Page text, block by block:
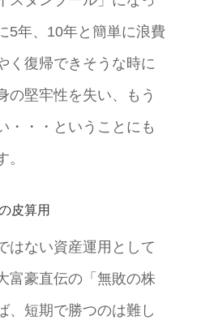
5年、10年と簡単に浪費
く復帰できそうな時に
の堅牢性を失い、もう
・・・ということにも
皮算用
はない資産運用として
富豪直伝の「無敗の株
、短期で勝つのは難し